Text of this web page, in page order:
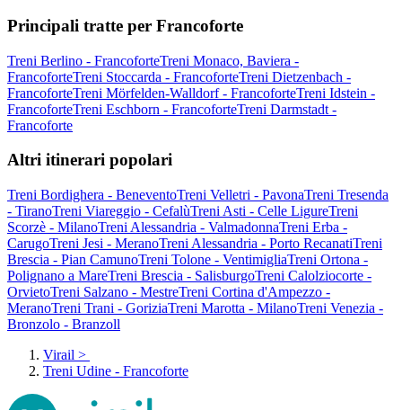
Principali tratte per Francoforte
Treni Berlino - FrancoforteTreni Monaco, Baviera -
FrancoforteTreni Stoccarda - FrancoforteTreni Dietzenbach -
FrancoforteTreni Mörfelden-Walldorf - FrancoforteTreni Idstein -
FrancoforteTreni Eschborn - FrancoforteTreni Darmstadt -
Francoforte
Altri itinerari popolari
Treni Bordighera - BeneventoTreni Velletri - PavonaTreni Tresenda
- TiranoTreni Viareggio - CefalùTreni Asti - Celle LigureTreni
Scorzè - MilanoTreni Alessandria - ValmadonnaTreni Erba -
CarugoTreni Jesi - MeranoTreni Alessandria - Porto RecanatiTreni
Brescia - Pian CamunoTreni Tolone - VentimigliaTreni Ortona -
Polignano a MareTreni Brescia - SalisburgoTreni Calolziocorte -
OrvietoTreni Salzano - MestreTreni Cortina d'Ampezzo -
MeranoTreni Trani - GoriziaTreni Marotta - MilanoTreni Venezia -
Bronzolo - Branzoll
Virail >
Treni Udine - Francoforte